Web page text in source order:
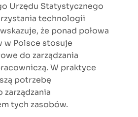
Urzędu Statystycznego
technologii
że ponad połowa
Polsce stosuje
do zarządzania
W praktyce
potrzebę
tych zasobów.